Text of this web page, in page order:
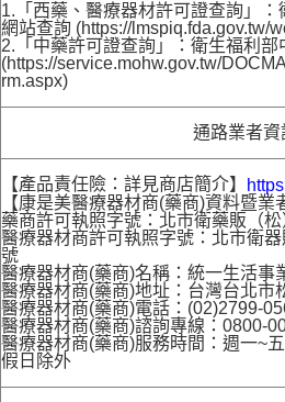
1.「西藥、醫療器材許可證查詢」
網站查詢 (https://lmspiq.fda.gov.tw/
2.「中藥許可證查詢」：衛生福利部
(https://service.mohw.gov.tw/
rm.aspx)
通路業者資
【產品責任險：詳見商店簡介】
【康是美醫療器材商(藥商)資料暨業
藥商許可執照字號：北市衛藥販（
醫療器材商許可執照字號：北市衛
號
醫療器材商(藥商)名稱：統一生活事
醫療器材商(藥商)地址：台灣台北市
醫療器材商(藥商)電話：(02)2799-
醫療器材商(藥商)諮詢專線：0800-
醫療器材商(藥商)服務時間：週一~
假日除外